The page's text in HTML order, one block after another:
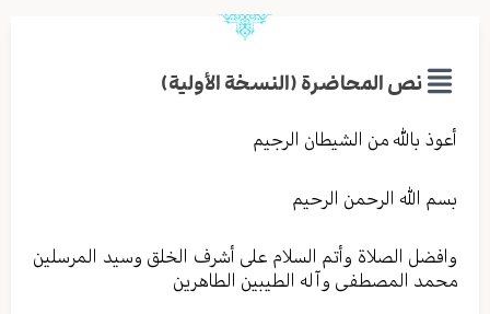
نص المحاضرة (النسخة الأولية)
أعوذ بالله من الشيطان الرجيم
بسم الله الرحمن الرحيم
وافضل الصلاة وأتم السلام على أشرف الخلق وسيد المرسلين
محمد المصطفى وآله الطيبين الطاهرين